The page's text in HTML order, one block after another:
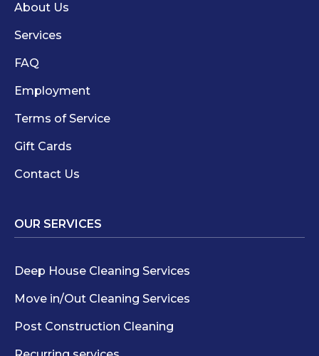
About Us
Services
FAQ
Employment
Terms of Service
Gift Cards
Contact Us
OUR SERVICES
Deep House Cleaning Services
Move in/Out Cleaning Services
Post Construction Cleaning